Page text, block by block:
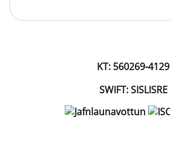
KT: 560269-4129
SWIFT: SISLISRE